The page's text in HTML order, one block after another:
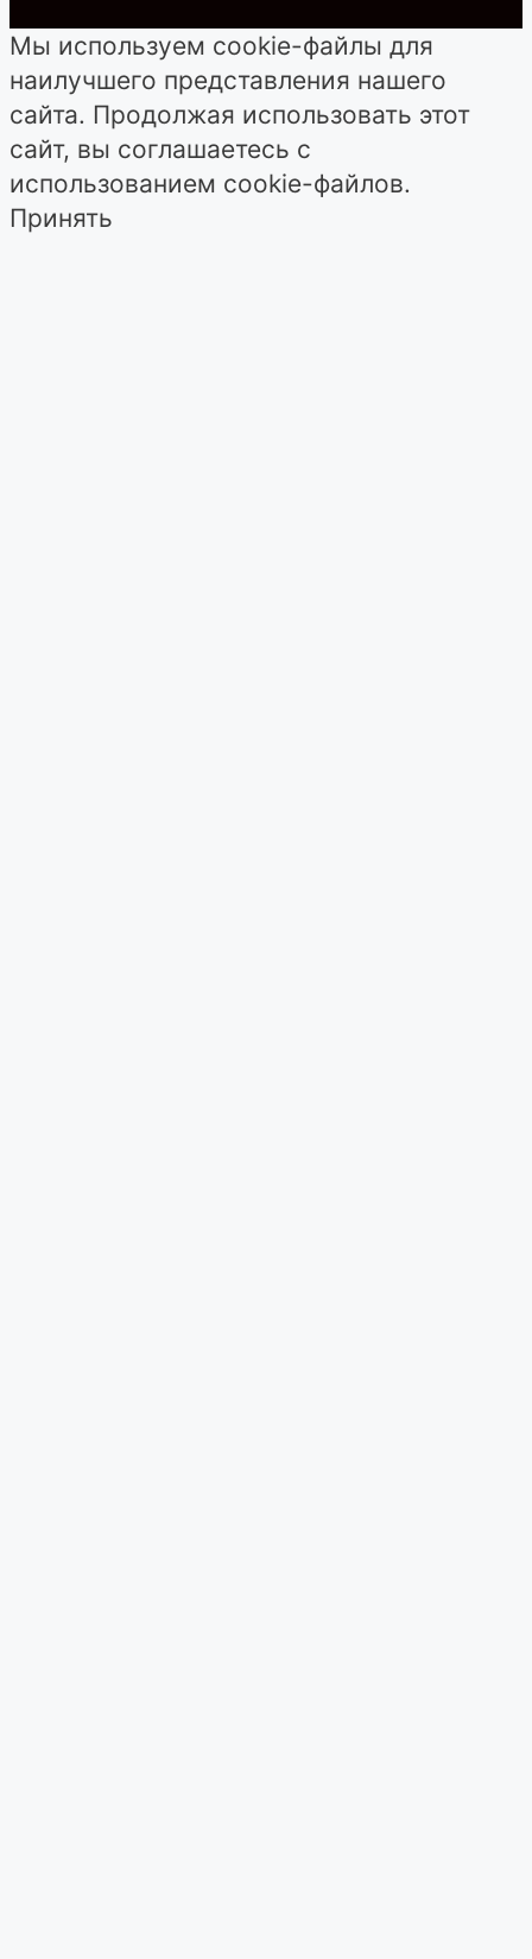
Мы используем cookie-файлы для
наилучшего представления нашего
сайта. Продолжая использовать этот
сайт, вы соглашаетесь с
использованием cookie-файлов.
Принять